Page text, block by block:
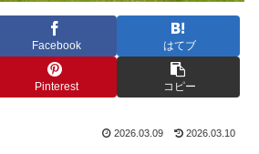
Facebook はてブ
Pinterest コピー
2026.03.09 2026.03.10